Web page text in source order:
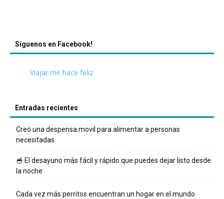
Síguenos en Facebook!
Viajar me hace feliz
Entradas recientes
Creó una despensa movil para alimentar a personas
necesitadas
🥣 El desayuno más fácil y rápido que puedes dejar listo desde
la noche
Cada vez más perritos encuentran un hogar en el mundo